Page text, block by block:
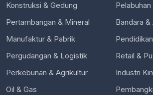
Konstruksi & Gedung
Pertambangan & Mineral
Manufaktur & Pabrik
Pergudangan & Logistik
Perkebunan & Agrikultur
Oil & Gas
Bandara &
Retail &
Industri